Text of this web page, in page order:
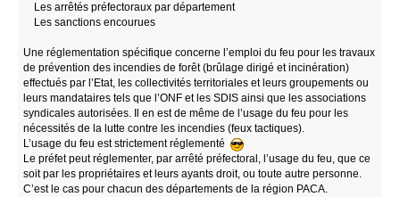
Les arrêtés préfectoraux par département
Les sanctions encourues
Une réglementation spécifique concerne l’emploi du feu pour les travaux
de prévention des incendies de forêt (brûlage dirigé et incinération)
effectués par l’Etat, les collectivités territoriales et leurs groupements ou
leurs mandataires tels que l’ONF et les SDIS ainsi que les associations
syndicales autorisées. Il en est de même de l’usage du feu pour les
nécessités de la lutte contre les incendies (feux tactiques).
L’usage du feu est strictement réglementé
Le préfet peut réglementer, par arrêté préfectoral, l’usage du feu, que ce
soit par les propriétaires et leurs ayants droit, ou toute autre personne.
C’est le cas pour chacun des départements de la région PACA.